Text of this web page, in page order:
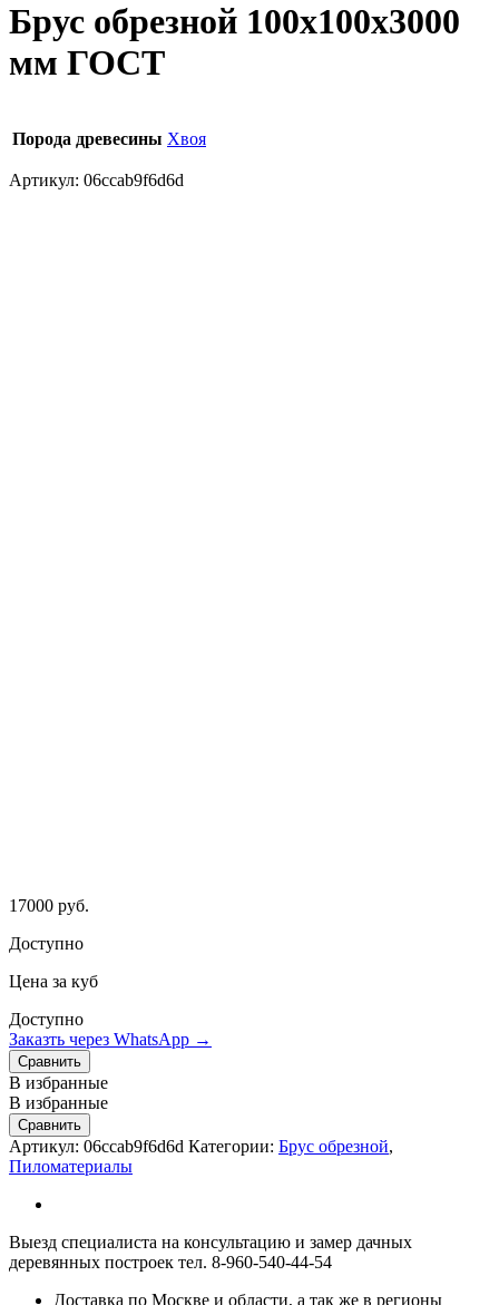
Брус обрезной 100х100х3000
мм ГОСТ
Порода древесины Хвоя
Артикул: 06ccab9f6d6d
17000 руб.
Доступно
Цена за куб
Доступно
Заказть через WhatsApp →
Сравнить
В избранные
В избранные
Сравнить
Артикул: 06ccab9f6d6d Категории: Брус обрезной,
Пиломатериалы
Выезд специалиста на консультацию и замер дачных
деревянных построек тел. 8-960-540-44-54
Доставка по Москве и области, а так же в регионы